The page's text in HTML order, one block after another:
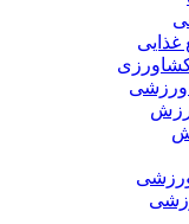
غذایی
ورزشی